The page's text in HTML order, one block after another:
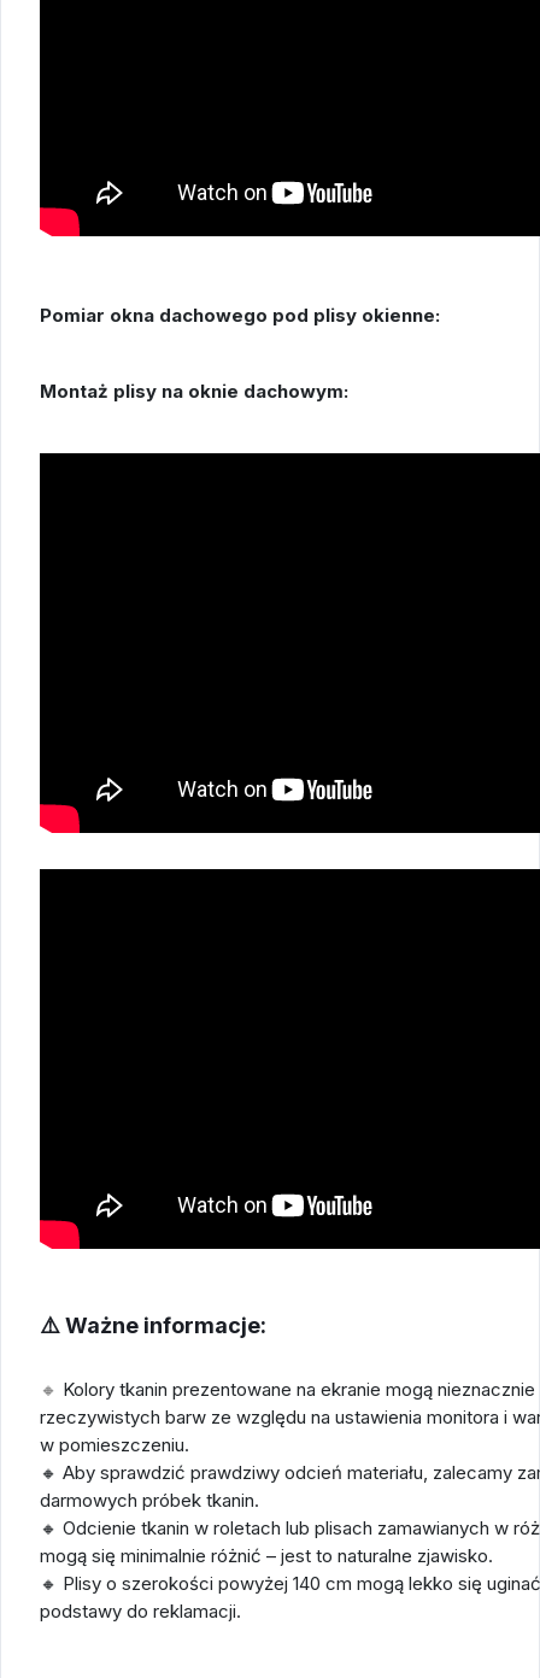
Pomiar okna dachowego pod plisy okienne:
Montaż plisy na oknie dachowym:
⚠️ Ważne informacje:
🔸 Kolory tkanin prezentowane na ekranie mogą
rzeczywistych barw ze względu na ustawienia monitora i
w pomieszczeniu.
🔸 Aby sprawdzić prawdziwy odcień materiału, zalecamy
darmowych próbek tkanin.
🔸 Odcienie tkanin w roletach lub plisach zamawianych w
mogą się minimalnie różnić – jest to naturalne zjawisko.
🔸 Plisy o szerokości powyżej 140 cm mogą lekko się
podstawy do reklamacji.